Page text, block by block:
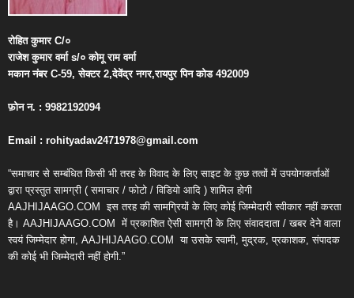
रोहित कुमारC/०
राजेश कुमार वर्माs/० कोमू राम वर्मा
मकान नंबरC-59,सेक्टर2,देवेंद्र नगर,रायपुर पिन कोड492009
फ़ोन न. : 9982192094
Email : rohityadav2471978@gmail.com
“समाचार से सम्बंधित किसी भी तरह के विवाद के लिए साइट के कुछ तत्वों में उपयोगकर्ताओं
द्वारा प्रस्तुत सामग्री ( समाचार / फोटो / विडियो आदि ) शामिल होगी
AAJHIJAAGO.COM इस तरह की सामग्रियों के लिए कोई जिम्मेदारी स्वीकार नहीं करता
है। AAJHIJAAGO.COM में प्रकाशित ऐसी सामग्री के लिए संवाददाता / खबर देने वाला
स्वयं जिम्मेदार होगा, AAJHIJAAGO.COM या उसके स्वामी, मुद्रक, प्रकाशक, संपादक
की कोई भी जिम्मेदारी नहीं होगी.”